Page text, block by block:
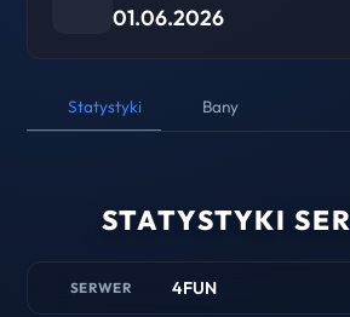
01.06.2026
Statystyki Bany
STATYSTYKI
SERWER 4FUN